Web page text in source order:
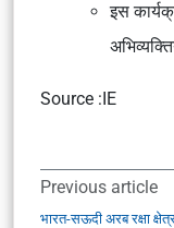
इस
Source :IE
Previous article
भारत-सऊदी अरब रक्षा